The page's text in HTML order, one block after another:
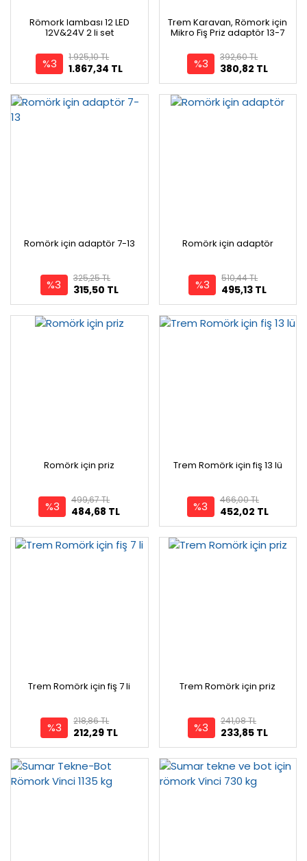
Römork lambası 12 LED
12V&24V 2 li set
%3 1.867,34 TL
1.925,10 TL
Trem Karavan, Römork için
Mikro Fiş Priz adaptör 13-7
%3 380,82 TL
392,60 TL
Romörk için adaptör 7-13
%3 315,50 TL
325,25 TL
Romörk için adaptör
%3 495,13 TL
510,44 TL
Romörk için priz
%3 484,68 TL
499,67 TL
Trem Romörk için fiş 13 lü
%3 452,02 TL
466,00 TL
Trem Romörk için fiş 7 li
%3 212,29 TL
218,86 TL
Trem Romörk için priz
%3 233,85 TL
241,08 TL